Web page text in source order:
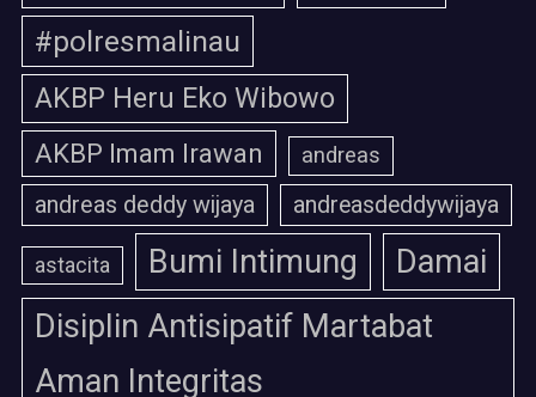
#polresmalinau
AKBP Heru Eko Wibowo
AKBP Imam Irawan andreas
andreas deddy wijaya andreasdeddywijaya
astacita Bumi Intimung
Damai
Disiplin Antisipatif Martabat
Aman Integritas